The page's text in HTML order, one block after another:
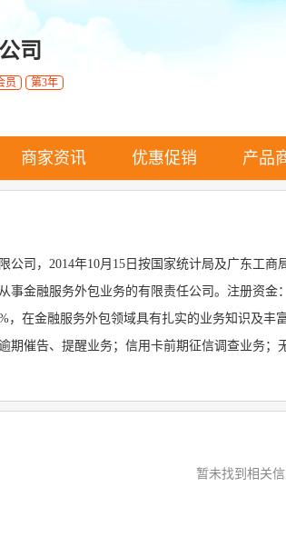
司
员 第3年
商家资讯 优惠促销 产品
司，2014年10月15日按国家统计局及广东工
事金融服务外包业务的有限责任公司。注册资
，在金融服务外包领域具有扎实的业务知识及
期催告、提醒业务；信用卡前期征信调查业务
暂未找到相关